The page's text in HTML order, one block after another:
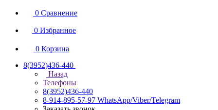
0 Сравнение
0 Избранное
0 Корзина
8(3952)436-440
Назад
Телефоны
8(3952)436-440
8-914-895-57-97 WhatsApp/Viber/Telegram